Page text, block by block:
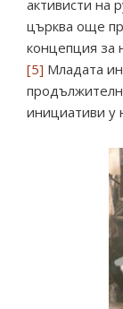
активисти на
църква още
концепция за
[5] Младата
инициативи у